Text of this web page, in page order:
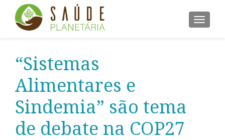
“Sistemas
Alimentares e
Sindemia” são tema
de debate na COP27